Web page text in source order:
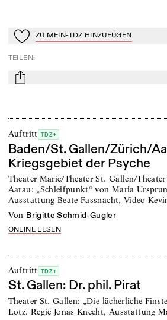
Zu Mein-TdZ hinzufügen
ZU MEIN-TDZ HINZUFÜGEN
TEILEN:
mail
Auftritt TDZ+
Baden/St. Gallen/Zürich/
Kriegsgebiet der Psyche
Theater Marie/Theater St. Gallen/
Aarau: „Schleifpunkt“ von Maria
Ausstattung Beate Fassnacht, Video
von Brigitte Schmid-Gugler
ONLINE LESEN
Auftritt TDZ+
St. Gallen: Dr. phil. Pirat
Theater St. Gallen: „Die lächerliche
Lotz. Regie Jonas Knecht, Ausstattung